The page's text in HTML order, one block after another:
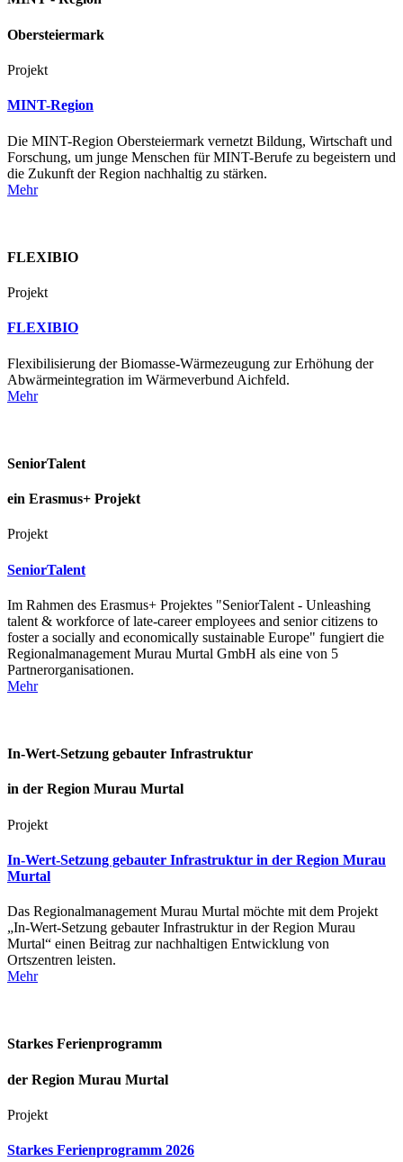
Obersteiermark
Projekt
MINT-Region
Die MINT-Region Obersteiermark vernetzt Bildung, Wirtschaft und
Forschung, um junge Menschen für MINT-Berufe zu begeistern und
die Zukunft der Region nachhaltig zu stärken.
Mehr
FLEXIBIO
Projekt
FLEXIBIO
Flexibilisierung der Biomasse-Wärmezeugung zur Erhöhung der
Abwärmeintegration im Wärmeverbund Aichfeld.
Mehr
SeniorTalent
ein Erasmus+ Projekt
Projekt
SeniorTalent
Im Rahmen des Erasmus+ Projektes "SeniorTalent - Unleashing
talent & workforce of late-career employees and senior citizens to
foster a socially and economically sustainable Europe" fungiert die
Regionalmanagement Murau Murtal GmbH als eine von 5
Partnerorganisationen.
Mehr
In-Wert-Setzung gebauter Infrastruktur
in der Region Murau Murtal
Projekt
In-Wert-Setzung gebauter Infrastruktur in der Region Murau
Murtal
Das Regionalmanagement Murau Murtal möchte mit dem Projekt
„In-Wert-Setzung gebauter Infrastruktur in der Region Murau
Murtal“ einen Beitrag zur nachhaltigen Entwicklung von
Ortszentren leisten.
Mehr
Starkes Ferienprogramm
der Region Murau Murtal
Projekt
Starkes Ferienprogramm 2026